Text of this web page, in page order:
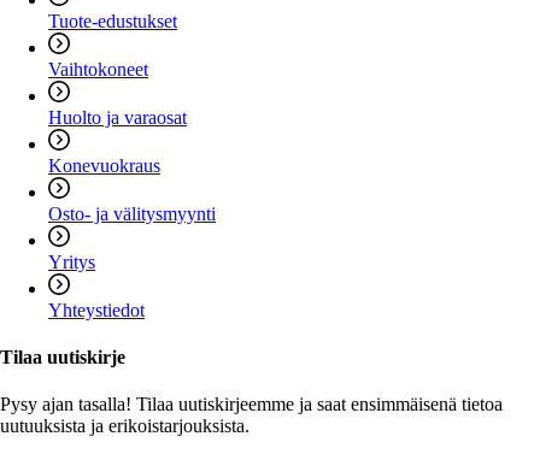
Tuote-edustukset
Vaihtokoneet
Huolto ja varaosat
Konevuokraus
Osto- ja välitysmyynti
Yritys
Yhteystiedot
Tilaa uutiskirje
Pysy ajan tasalla! Tilaa uutiskirjeemme ja saat ensimmäisenä tietoa
uutuuksista ja erikoistarjouksista.